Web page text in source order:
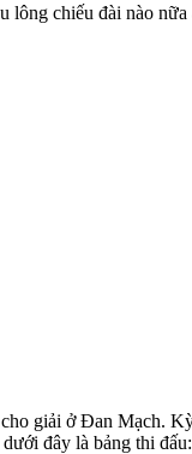
lông chiếu đài nào
giải ở Đan Mạch.
đây là bảng thi đấu: